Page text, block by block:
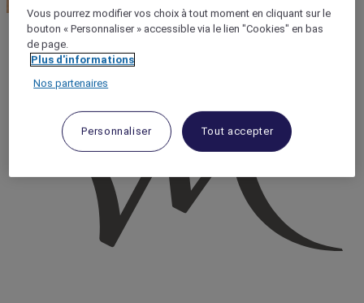
Vous pourrez modifier vos choix à tout moment en cliquant sur le
bouton « Personnaliser » accessible via le lien "Cookies" en bas
de page.
Plus d'informations
Nos partenaires
Personnaliser Tout accepter